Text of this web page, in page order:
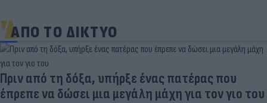
ΑΠΟ ΤΟ ΔΙΚΤΥΟ
Πριν από τη δόξα, υπήρξε ένας πατέρας που
έπρεπε να δώσει μια μεγάλη μάχη για τον γιο του